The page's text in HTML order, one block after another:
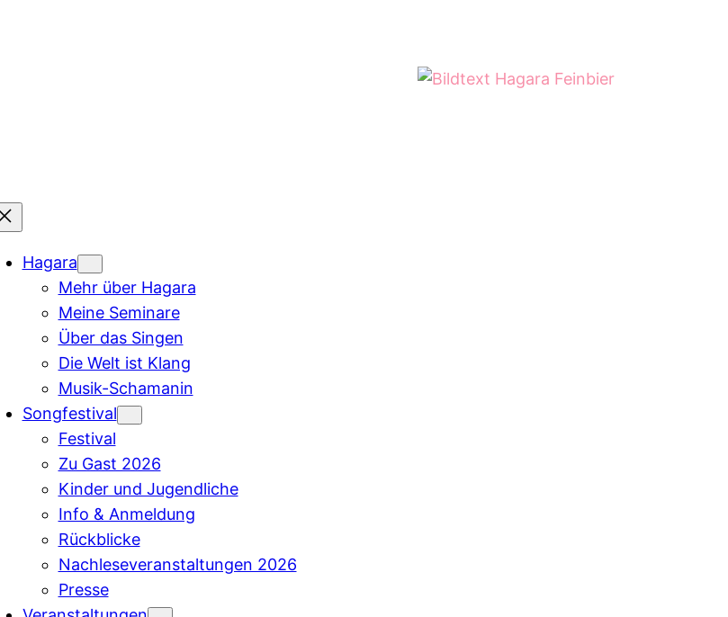
Hagara
Mehr über Hagara
Meine Seminare
Über das Singen
Die Welt ist Klang
Musik-Schamanin
Songfestival
Festival
Zu Gast 2026
Kinder und Jugendliche
Info & Anmeldung
Rückblicke
Nachleseveranstaltungen 2026
Presse